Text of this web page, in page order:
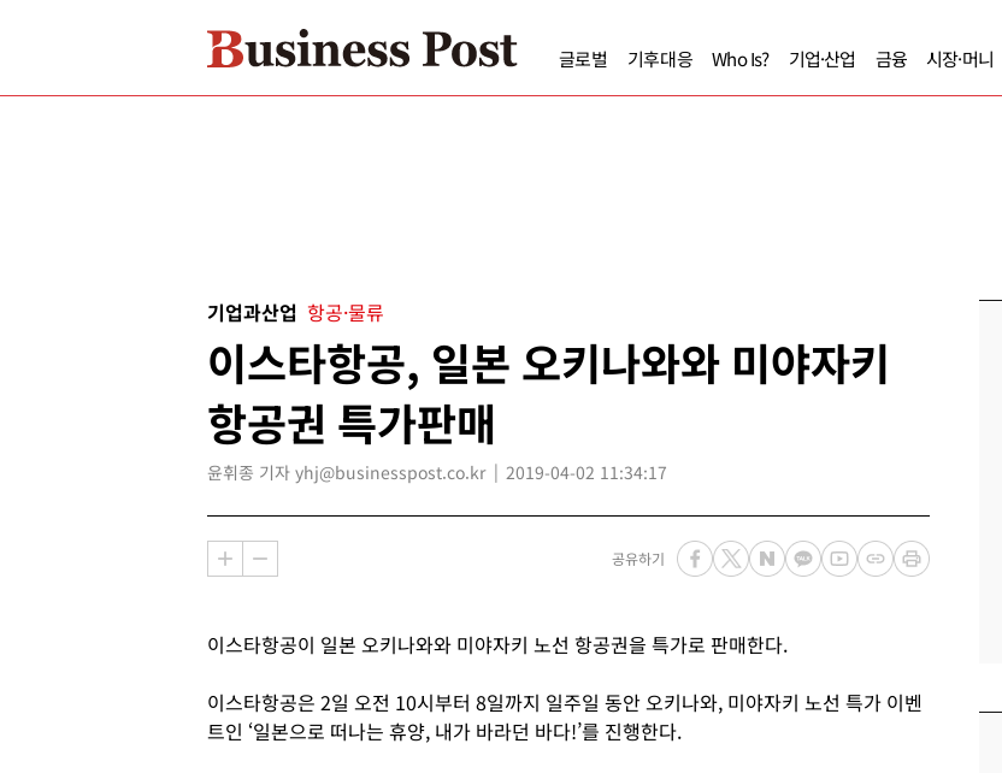
글로벌 기후대응 Who Is? 기업·산업 금융 시장·머니
기업과산업 항공·물류
이스타항공, 일본 오키나와와 미야자키
항공권 특가판매
윤휘종 기자 yhj@businesspost.co.kr 2019-04-02 11:34:17
공유하기
이스타항공이 일본 오키나와와 미야자키 노선 항공권을 특가로 판매한다.
이스타항공은 2일 오전 10시부터 8일까지 일주일 동안 오키나와, 미야자키 노선 특가 이벤
트인 ‘일본으로 떠나는 휴양, 내가 바라던 바다!’를 진행한다.